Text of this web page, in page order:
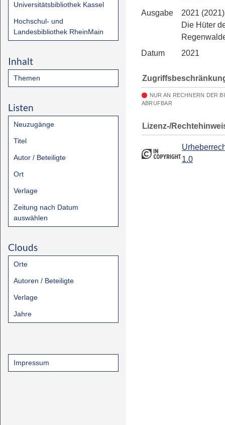
Universitätsbibliothek Kassel
Hochschul- und
Landesbibliothek RheinMain
Inhalt
Themen
Listen
Neuzugänge
Titel
Autor / Beteiligte
Ort
Verlage
Zeitung nach Datum
auswählen
Clouds
Orte
Autoren / Beteiligte
Verlage
Jahre
Impressum
Ausgabe
2021
Die Hüter
Datum
2021
NUR AN RECHNERN DER
ABRUFBAR
Lizenz-/
1.0